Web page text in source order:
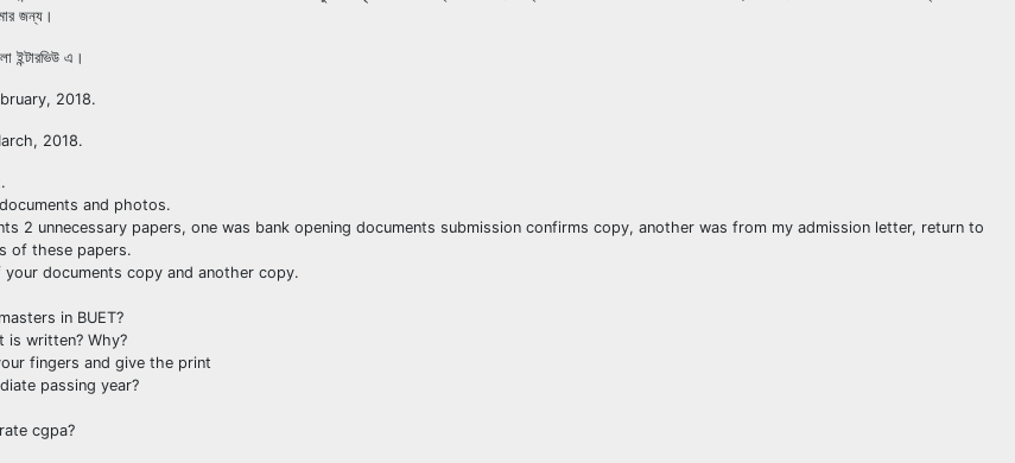
জন্য।
ইন্টারভিউ এ।
2018.
2018.
and photos.
2 unnecessary papers, one was bank opening documents submission confirms copy, another was from my admission letter, return to
of these papers.
documents copy and another copy.
in BUET?
is written? Why?
fingers and give the print
passing year?
cgpa?